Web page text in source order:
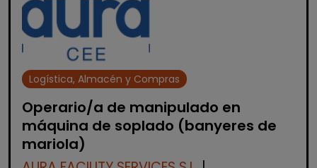
Logística, Almacén y Compras
Operario/a de manipulado en
máquina de soplado (banyeres de
mariola)